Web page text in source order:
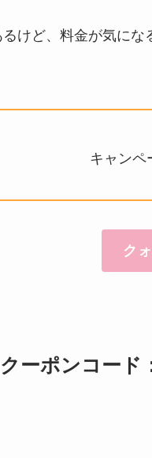
るけど、料金が気に
キャンペ
ク
ーポンコード